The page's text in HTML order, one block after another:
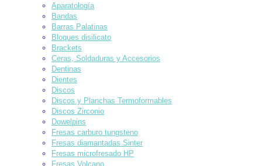
Aparatología
Bandas
Barras Palatinas
Bloques disilicato
Brackets
Ceras, Soldaduras y Accesorios
Dentinas
Dientes
Discos
Discos y Planchas Termoformables
Discos Zirconio
Dowelpins
Fresas carburo tungsteno
Fresas diamantadas Sinter
Fresas microfresado HP
Fresas Volcano